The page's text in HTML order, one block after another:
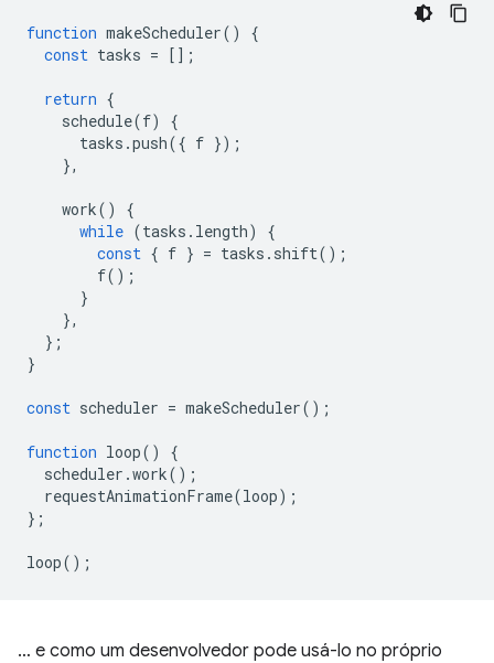
function makeScheduler()
{
const tasks = [];
return {
schedule(f)
{
tasks .push({ f });
},
work()
{
while (tasks . length)
{
const { f } = tasks . shift();
f();
}
},
};
}
const scheduler = makeScheduler();
function loop()
{
scheduler .work();
requestAnimationFrame(loop);
};
loop();
… e como um desenvolvedor pode usá-lo no próprio